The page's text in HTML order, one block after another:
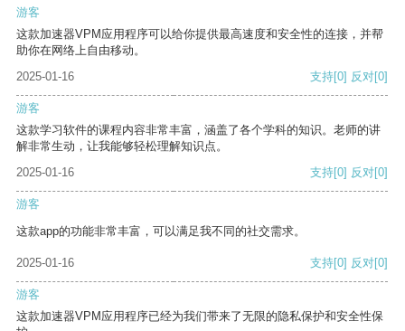
游客
这款加速器VPM应用程序可以给你提供最高速度和安全性的连接，并帮
助你在网络上自由移动。
2025-01-16
支持[0] 反对[0]
游客
这款学习软件的课程内容非常丰富，涵盖了各个学科的知识。老师的讲
解非常生动，让我能够轻松理解知识点。
2025-01-16
支持[0] 反对[0]
游客
这款app的功能非常丰富，可以满足我不同的社交需求。
2025-01-16 支持[0] 反对[0]
游客
这款加速器VPM应用程序已经为我们带来了无限的隐私保护和安全性保